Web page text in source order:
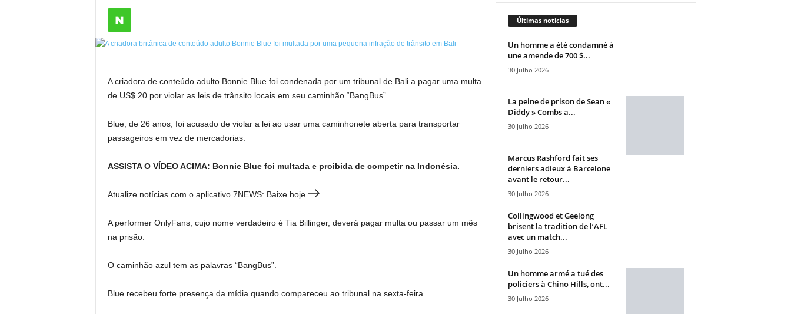
A criadora de conteúdo adulto Bonnie Blue foi condenada por um tribunal de Bali a pagar uma multa
de US$ 20 por violar as leis de trânsito locais em seu caminhão “BangBus”.
Blue, de 26 anos, foi acusado de violar a lei ao usar uma caminhonete aberta para transportar
passageiros em vez de mercadorias.
ASSISTA O VÍDEO ACIMA: Bonnie Blue foi multada e proibida de competir na Indonésia.
Atualize notícias com o aplicativo 7NEWS: Baixe hoje
A performer OnlyFans, cujo nome verdadeiro é Tia Billinger, deverá pagar multa ou passar um mês
na prisão.
O caminhão azul tem as palavras “BangBus”.
Blue recebeu forte presença da mídia quando compareceu ao tribunal na sexta-feira.
Últimas notícias
Un homme a été condamné à
une amende de 700 $...
30 Julho 2026
La peine de prison de Sean «
Diddy » Combs a...
30 Julho 2026
Marcus Rashford fait ses
derniers adieux à Barcelone
avant le retour...
30 Julho 2026
Collingwood et Geelong
brisent la tradition de l’AFL
avec un match...
30 Julho 2026
Un homme armé a tué des
policiers à Chino Hills, ont...
30 Julho 2026